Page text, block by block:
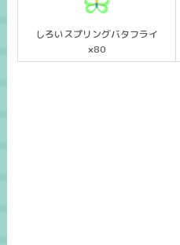
しろいスプリングバタフライ
×80